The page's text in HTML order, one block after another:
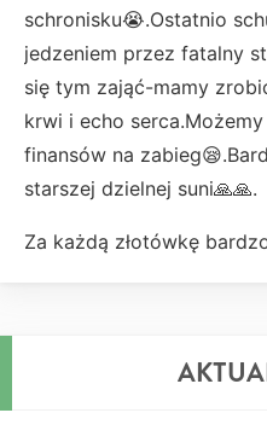
schronisku😭.Ostatnio
jedzeniem przez fatalny
się tym zająć-mamy
krwi i echo
finansów na
starszej dzielnej suni🙏🙏.
Za każdą złotówkę